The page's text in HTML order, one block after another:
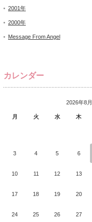
2001年
2000年
Message From Angel
カレンダー
2026年8月
月 火 水 木
3 4 5 6
10 11 12 13
17 18 19 20
24 25 26 27